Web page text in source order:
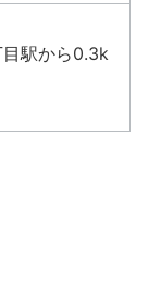
駅から0.3k